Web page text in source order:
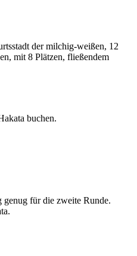
der milchig-weißen, 12
mit 8 Plätzen, fließendem
buchen.
für die zweite Runde.